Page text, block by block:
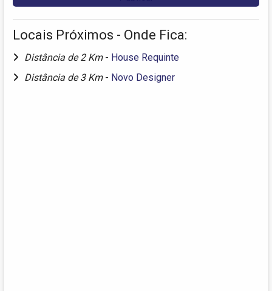
Locais Próximos - Onde Fica:
Distância de 2 Km - House Requinte
Distância de 3 Km - Novo Designer